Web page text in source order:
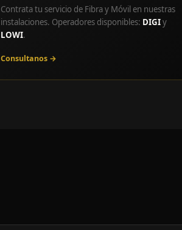
Contrata tu servicio de Fibra y Móvil en nuestras
instalaciones. Operadores disponibles: DIGIy
LOWI.
Consultanos →